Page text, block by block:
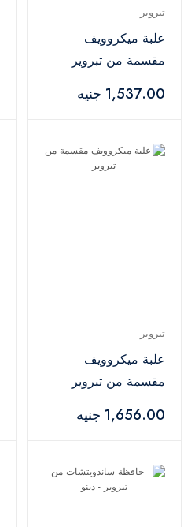
تبروير
علبة ميكروويف
مقسمة من تبروير
1,537.00 جنيه
تبروير
علبة ميكروويف
مقسمة من تبروير
1,656.00 جنيه